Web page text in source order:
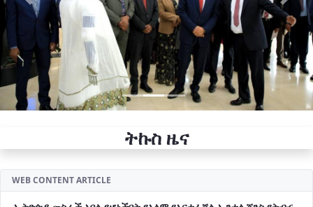
Previous Next
ትኩስ ዜና
WEB CONTENT ARTICLE